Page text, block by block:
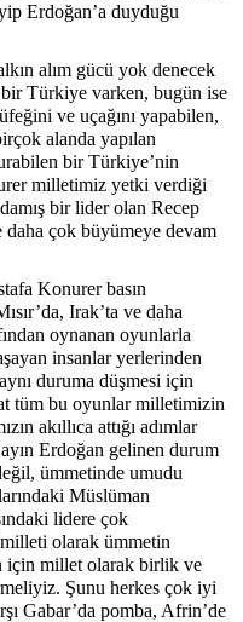
Erdoğan’a duyduğu
alım gücü yok denecek
Türkiye varken, bugün ise
ve uçağını yapabilen,
alanda yapılan
bir Türkiye’nin
milletimiz yetki verdiği
bir lider olan Recep
çok büyümeye devam
Konurer basın
Irak’ta ve daha
oynanan oyunlarla
insanlar yerlerinden
duruma düşmesi için
tüm bu oyunlar milletimizin
akıllıca attığı adımlar
Erdoğan gelinen durum
ümmetinde umudu
Müslüman
lidere çok
olarak ümmetin
için millet olarak birlik ve
Şunu herkes çok iyi
Gabar’da pomba, Afrin’de